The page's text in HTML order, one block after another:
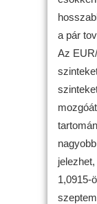
a pár
Az
1,0915-